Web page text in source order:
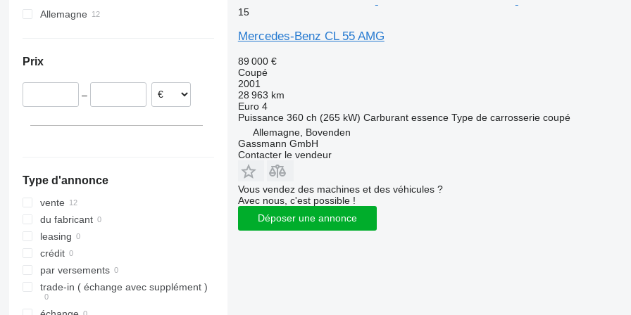
S500
SL350
Sprinter 312
Sprinter 516
V220
Viano
Vito 115
Allemagne
Prix
–
Type d'annonce
vente
du fabricant
leasing
crédit
par versements
trade-in ( échange avec supplément )
15
Mercedes-Benz CL 55 AMG
89 000 €
Coupé
2001
28 963 km
Euro 4
Puissance 360 ch (265 kW) Carburant essence Type de carrosserie coupé
Allemagne, Bovenden
Gassmann GmbH
Contacter le vendeur
Vous vendez des machines et des véhicules ?
Avec nous, c'est possible !
Déposer une annonce